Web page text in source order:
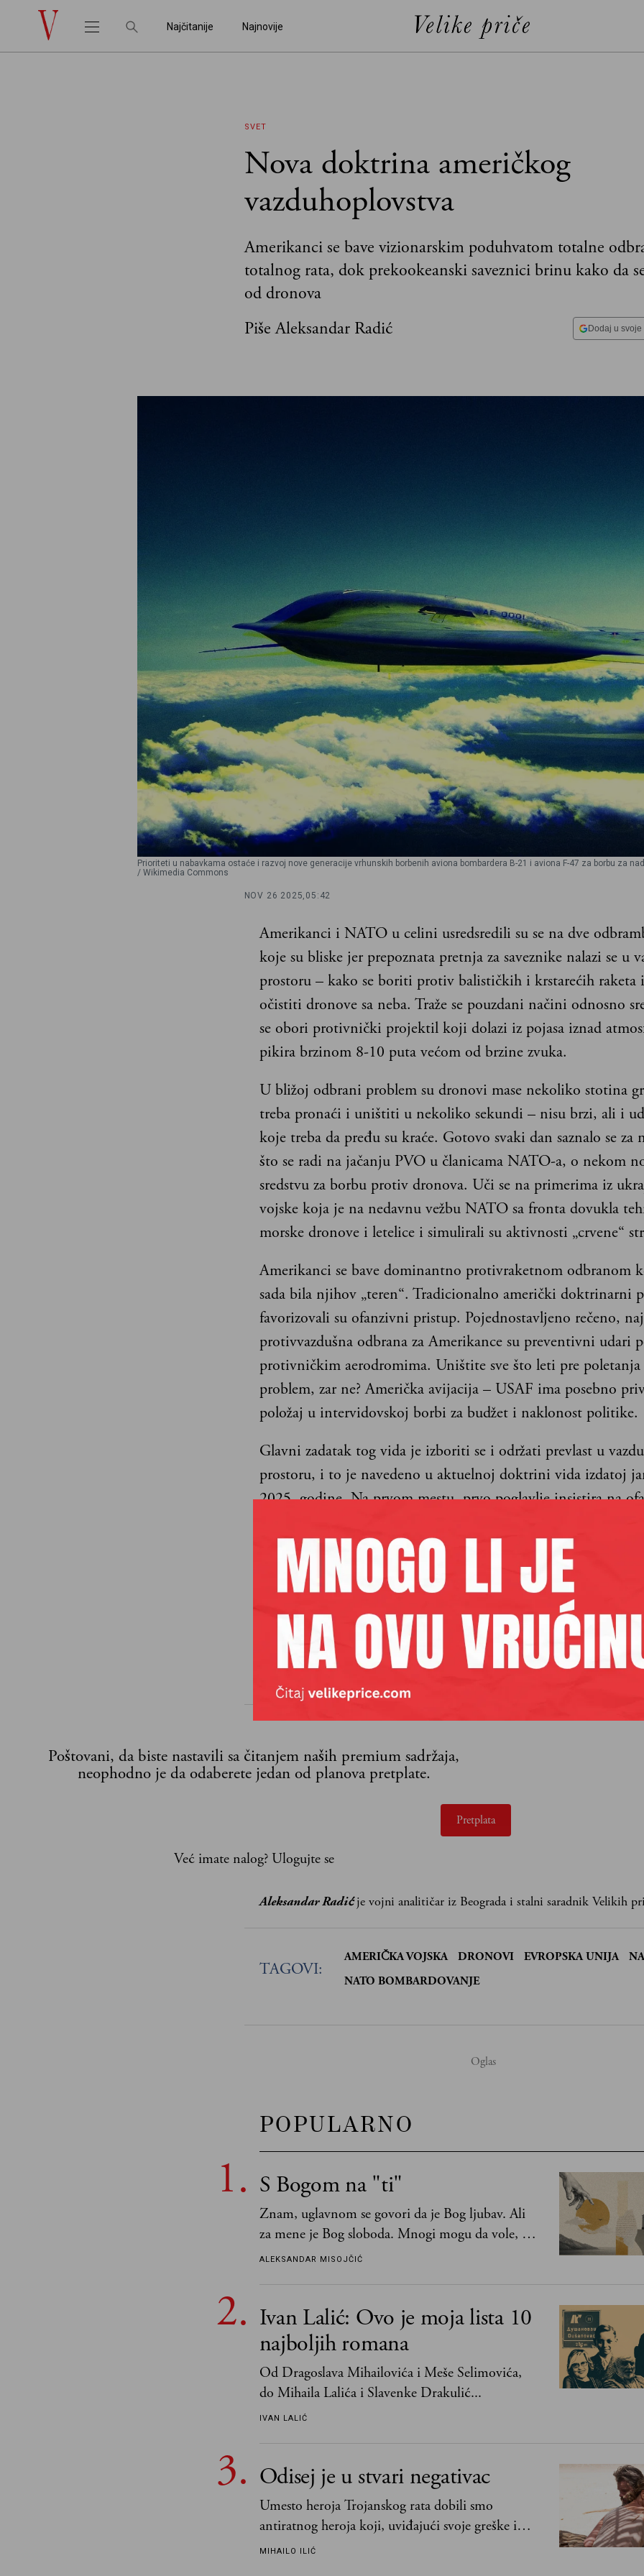
Najčitanije Najnovije
SVET
Nova doktrina američkog
vazduhoplovstva
Amerikanci se bave vizionarskim poduhvatom totalne
totalnog rata, dok prekookeanski saveznici brinu kako da
od dronova
Piše Aleksandar Radić
Dodaj u
Prioriteti u nabavkama ostaće i razvoj nove generacije vrhunskih borbenih aviona bombardera B-21 i aviona F-47 za borbu za
/ Wikimedia Commons
NOV 26 2025, 05:42
Amerikanci i NATO u celini usredsredili su se na dve
koje su bliske jer prepoznata pretnja za saveznike nalazi se u
prostoru – kako se boriti protiv balističkih i krstarećih raketa
očistiti dronove sa neba. Traže se pouzdani načini odnosno
se obori protivnički projektil koji dolazi iz pojasa iznad
pikira brzinom 8-10 puta većom od brzine zvuka.
U bližoj odbrani problem su dronovi mase nekoliko stotina
treba pronaći i uništiti u nekoliko sekundi – nisu brzi, ali i
koje treba da pređu su kraće. Gotovo svaki dan saznalo se za
što se radi na jačanju PVO u članicama NATO-a, o nekom
sredstvu za borbu protiv dronova. Uči se na primerima iz
vojske koja je na nedavnu vežbu NATO sa fronta dovukla
morske dronove i letelice i simulirali su aktivnosti „crvene“
Amerikanci se bave dominantno protivraketnom odbranom
sada bila njihov „teren“. Tradicionalno američki doktrinarni
favorizovali su ofanzivni pristup. Pojednostavljeno rečeno,
protivvazdušna odbrana za Amerikance su preventivni udari
protivničkim aerodromima. Uništite sve što leti pre
problem, zar ne? Američka avijacija – USAF ima posebno
položaj u intervidovskoj borbi za budžet i naklonost politike.
Glavni zadatak tog vida je izboriti se i održati prevlast u
prostoru, i to je navedeno u aktuelnoj doktrini vida izdatoj
2025. godine. Na prvom mestu, prvo poglavlje insistira na
protivničkim resursima, suzbijanje PVO, lovačka pratnja za
ostalih vrsta avijacije i jedinica na zemlji i moru i lovačke
Poštovani, da biste nastavili sa čitanjem naših premium sadržaja,
neophodno je da odaberete jedan od planova pretplate.
Pretplata
Već imate nalog? Ulogujte se
Aleksandar Radićje vojni analitičar iz Beograda i stalni saradnik Velikih
TAGOVI:
AMERIČKA VOJSKA DRONOVI EVROPSKA UNIJA
NATO BOMBARDOVANJE
POPULARNO
S Bogom na "ti"
Znam, uglavnom se govori da je Bog ljubav. Ali
za mene je Bog sloboda. Mnogi mogu da vole, a
tek retki mogu da podnesu slobodu
ALEKSANDAR MISOJČIĆ
Ivan Lalić: Ovo je moja lista 10
najboljih romana
Od Dragoslava Mihailovića i Meše Selimovića,
do Mihaila Lalića i Slavenke Drakulić...
IVAN LALIĆ
Odisej je u stvari negativac
Umesto heroja Trojanskog rata dobili smo
antiratnog heroja koji, uviđajući svoje greške i
učeći na njima, shvata da postoje stvari koje su
MIHAILO ILIĆ